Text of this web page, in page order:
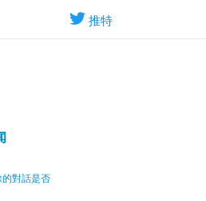
推特
對話是否